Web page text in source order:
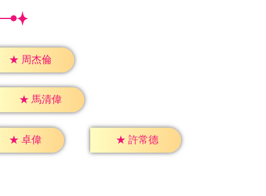
★ 周杰倫
★ 馬清偉
★ 卓偉 ★ 許常德